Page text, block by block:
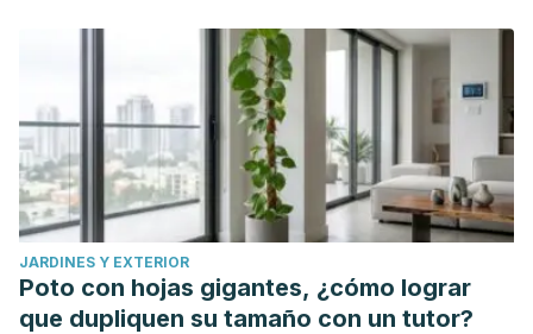
Passali D, Cambi J, Passali FM, Bellussi LM. Phytoneering: a
new way of therapy for rhinosinusitis.
Ital
. 2015;35(1):1–8.
Razavi SM, Zarrini G, Molavi G, Ghasemi G. Bioactivity of
malva sylvestris L., a medicinal plant from iran.Iran J Basic
Med Sci. 2011;14(6):574–579.
Scadding, G. K. (2008). Rhinitis and sinusitis. InClinical
Respiratory Medicine
032304825-5.10032-7.
JARDINES Y EXTERIOR
Poto con hojas gigantes, ¿cómo lograr
que dupliquen su tamaño con un tutor?